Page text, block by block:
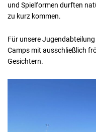
und Spielformen durften
zu kurz kommen.
Für unsere
Camps mit ausschließlich
Gesichtern.